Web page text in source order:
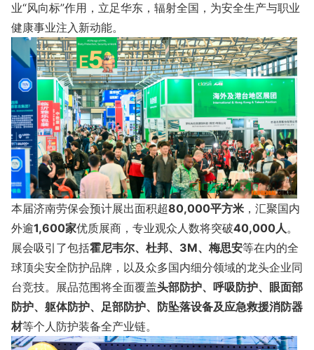
业“风向标”作用，立足华东，辐射全国，为安全生产与职业
健康事业注入新动能。
本届济南劳保会预计展出面积超80,000平方米 ，汇聚国内
外逾1,600家优质展商，专业观众人数将突破40,000人。
展会吸引了包括霍尼韦尔、杜邦、3M、梅思安等在内的全
球顶尖安全防护品牌，以及众多国内细分领域的龙头企业同
台竞技。展品范围将全面覆盖头部防护、呼吸防护、眼面部
防护、躯体防护、足部防护、防坠落设备及应急救援消防器
材等个人防护装备全产业链。